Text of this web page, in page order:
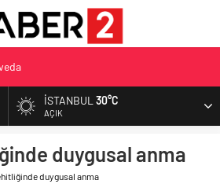
ikinci oldu
ilk kazma
asfalt mesaisi
İSTANBUL30°C
AÇIK
duygusal anma
duygusal anma